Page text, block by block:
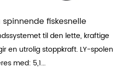
fiskesnelle
til den lette, kraftige
en utrolig stoppkraft. LY-spolen
med: 5,1...